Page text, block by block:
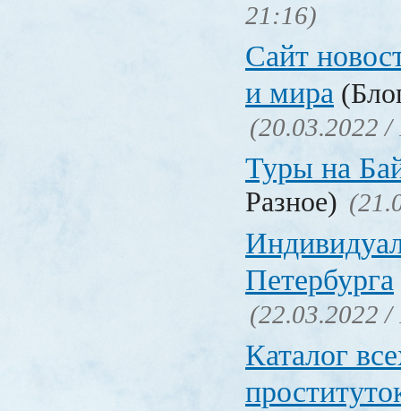
21:16)
Сайт
и мира
(20.03.2022 /
Туры на
Разное)
Петербурга
(22.03.2022 /
Каталог